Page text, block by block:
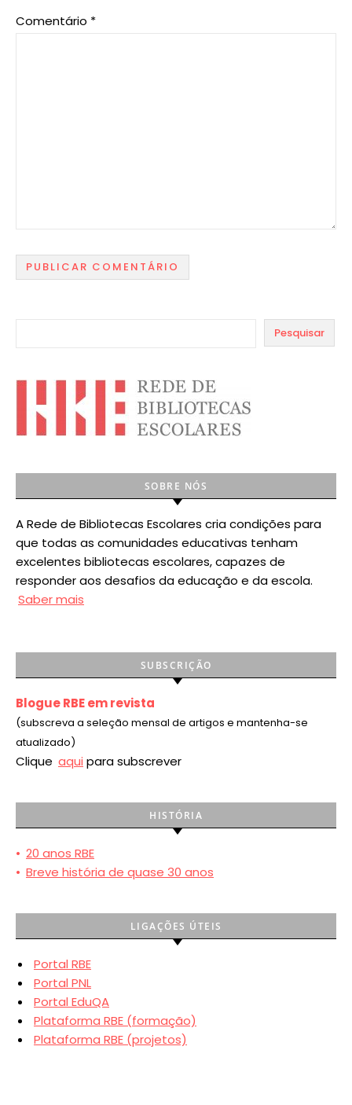
Comentário *
Pesquisar
SOBRE NÓS
A Rede de Bibliotecas Escolares cria condições para
que todas as comunidades educativas tenham
excelentes bibliotecas escolares, capazes de
responder aos desafios da educação e da escola.
Saber mais
SUBSCRIÇÃO
Blogue RBE em revista
(subscreva a seleção mensal de artigos e mantenha-se
atualizado)
Clique aqui para subscrever
HISTÓRIA
• 20 anos RBE
• Breve história de quase 30 anos
LIGAÇÕES ÚTEIS
Portal RBE
Portal PNL
Portal EduQA
Plataforma RBE (formação)
Plataforma RBE (projetos)